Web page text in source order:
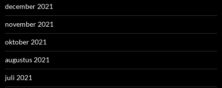
december 2021
november 2021
oktober 2021
augustus 2021
juli 2021